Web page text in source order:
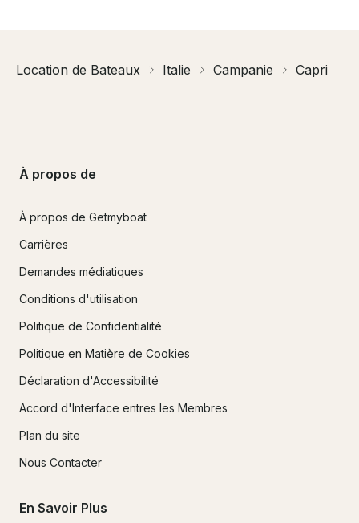
Location de Bateaux Italie Campanie Capri
À propos de
À propos de Getmyboat
Carrières
Demandes médiatiques
Conditions d'utilisation
Politique de Confidentialité
Politique en Matière de Cookies
Déclaration d'Accessibilité
Accord d'Interface entres les Membres
Plan du site
Nous Contacter
En Savoir Plus